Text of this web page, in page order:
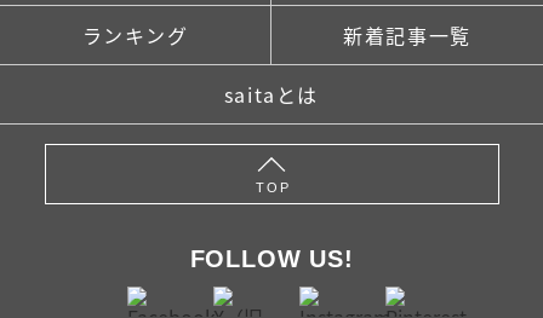
ランキング 新着記事一覧
saitaとは
TOP
FOLLOW US!